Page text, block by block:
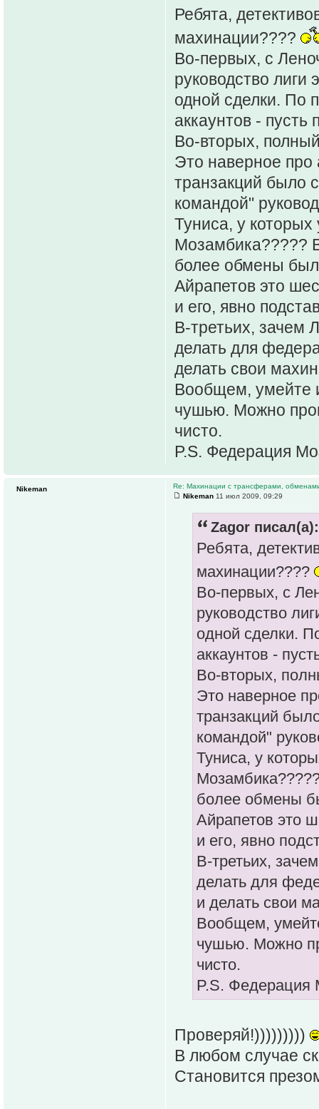
Ребята,
махинации????
Во-первых, с
руководство
одной сделки. По
аккаунтов - пусть
Во-вторых,
Это наверное про
транзакций было
командой"
Туниса, у
Мозамбика?????
более обмены
Айрапетов это
и его, явно
В-третьих, зачем
делать для
делать свои
Вообщем, умейте
чушью. Можно
чисто.
P.S. Федерация
Re: Махинации с трансферами,
Nikeman 11 июл 2009, 09:29
Zagor писал(а):
Ребята,
махинации????
Во-первых, с
руководство
одной сделки.
аккаунтов -
Во-вторых,
Это наверное
транзакций
командой"
Туниса, у
более обмены
Айрапетов это
и его, явно
В-третьих,
делать для
и делать свои
Вообщем,
чушью. Можно
чисто.
P.S. Федерация
Проверяй!)))))))))
В любом случае
Становится
Nikeman